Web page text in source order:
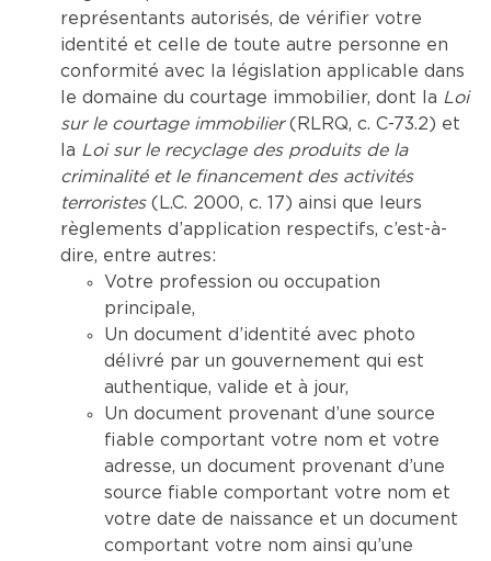
représentants autorisés, de vérifier votre
identité et celle de toute autre personne en
conformité avec la législation applicable dans
le domaine du courtage immobilier, dont la Loi
sur le courtage immobilier(RLRQ, c. C-73.2) et
la Loi sur le recyclage des produits de la
criminalité et le financement des activités
terroristes(L.C. 2000, c. 17) ainsi que leurs
règlements d’application respectifs, c’est-à-
dire, entre autres:
Votre profession ou occupation
principale,
Un document d’identité avec photo
délivré par un gouvernement qui est
authentique, valide et à jour,
Un document provenant d’une source
fiable comportant votre nom et votre
adresse, un document provenant d’une
source fiable comportant votre nom et
votre date de naissance et un document
comportant votre nom ainsi qu’une